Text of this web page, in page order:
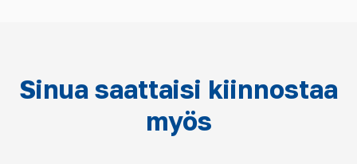
Sinua saattaisi kiinnostaa
myös